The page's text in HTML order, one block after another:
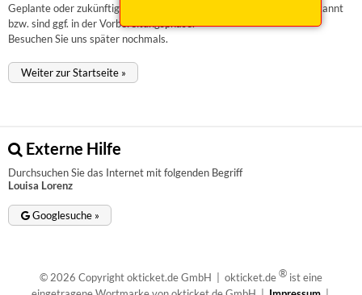
Geplante oder zukünftige Veranstaltungen sind uns aktuell nicht bekannt
bzw. sind ggf. in der Vorbereitungsphase.
Besuchen Sie uns später nochmals.
Weiter zur Startseite »
Externe Hilfe
Durchsuchen Sie das Internet mit folgenden Begriff
Louisa Lorenz
Googlesuche »
© 2026 Copyright okticket.de GmbH | okticket.de® ist eine